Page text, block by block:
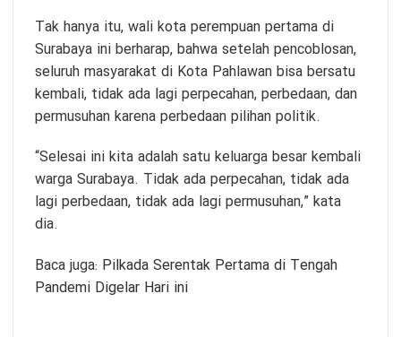
Tak hanya itu, wali kota perempuan pertama di
Surabaya ini berharap, bahwa setelah pencoblosan,
seluruh masyarakat di Kota Pahlawan bisa bersatu
kembali, tidak ada lagi perpecahan, perbedaan, dan
permusuhan karena perbedaan pilihan politik.
“Selesai ini kita adalah satu keluarga besar kembali
warga Surabaya. Tidak ada perpecahan, tidak ada
lagi perbedaan, tidak ada lagi permusuhan,” kata
dia.
Baca juga: Pilkada Serentak Pertama di Tengah
Pandemi Digelar Hari ini